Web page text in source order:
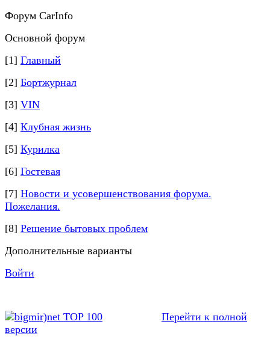
Форум CarInfo
Основной форум
[1] Главный
[2] Бортжурнал
[3] VIN
[4] Клубная жизнь
[5] Курилка
[6] Гостевая
[7] Новости и усовершенствования форума.
Пожелания.
[8] Решение бытовых проблем
Дополнительные варианты
Войти
Перейти к полной
версии